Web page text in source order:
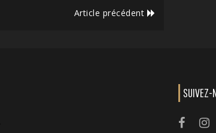
Article précédent
SUIVEZ-